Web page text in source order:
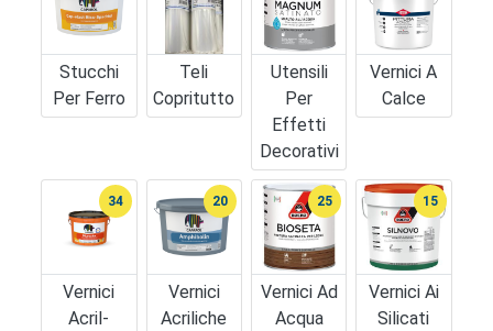
Stucchi
Per Ferro
Teli
Copritutto
Utensili
Per
Effetti
Decorativi
Vernici A
Calce
Vernici
Acril-
34
Vernici
Acriliche
20
Vernici Ad
Acqua
25
Vernici Ai
Silicati
15